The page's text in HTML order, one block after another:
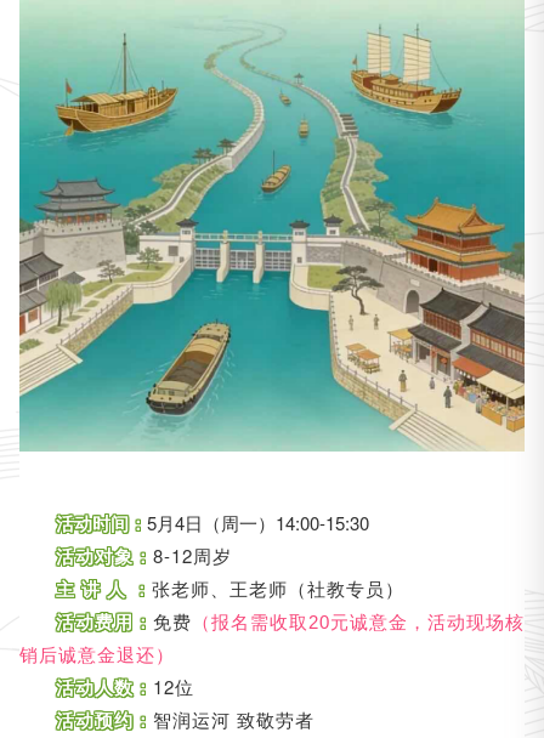
活动时间： 5月4日（周一）14:00-15:30
活动对象： 8-12周岁
主讲 人 ： 张老师、王老师（社教专员）
活动费用： 免费 （报名需收取20元诚意金，活动现场核
销后诚意金退还）
活动人数： 12位
活动预约： 智润运河 致敬劳者